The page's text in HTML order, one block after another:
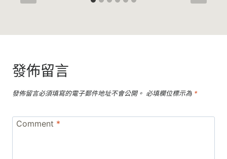
發佈留言
發佈留言必須填寫的電子郵件地址不會公開。 必填欄位標示為 *
Comment *